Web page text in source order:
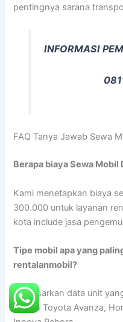
pentingnya sarana
INFORMASI
FAQ Tanya Jawab Sewa
Berapa biaya Sewa
Kami menetapkan biaya
300.000 untuk layanan
kota include jasa
Tipe mobil apa yang
rentalanmobil?
Berdasarkan data unit
adalah Toyota Avanza,